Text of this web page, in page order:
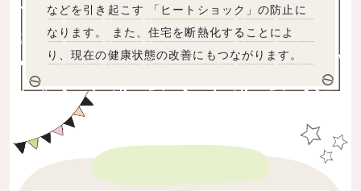
などを引き起こす 「ヒートショック」の防止に
なります。 また、住宅を断熱化することによ
り、現在の健康状態の改善にもつながります。